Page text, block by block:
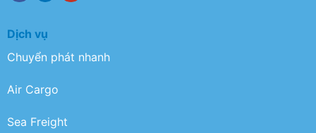
Dịch vụ
Chuyển phát nhanh
Air Cargo
Sea Freight